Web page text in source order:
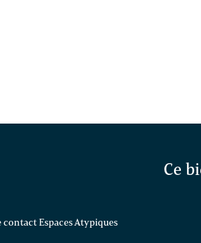
Ce
contact Espaces Atypiques